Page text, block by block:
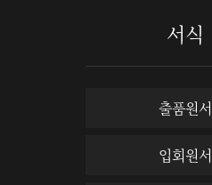
서식
출품원서
입회원서